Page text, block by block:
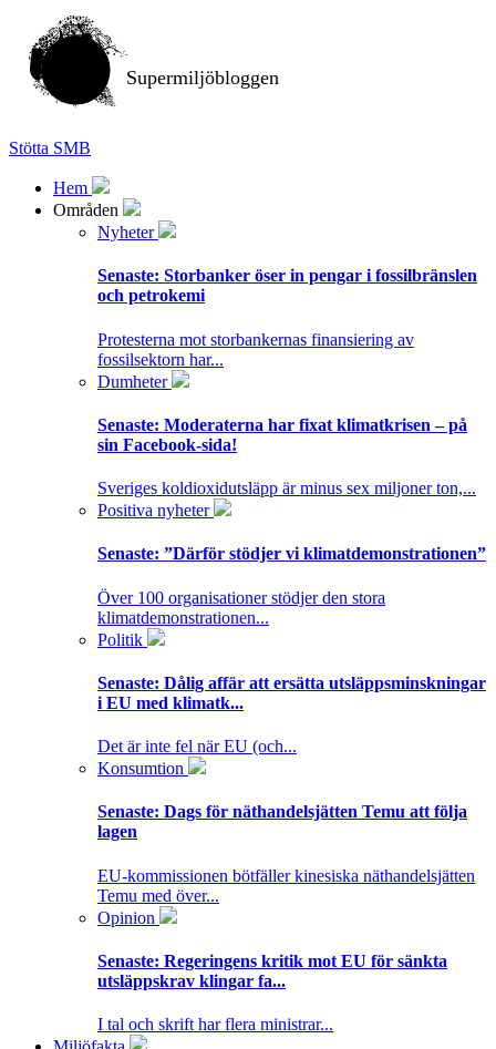
Supermiljöbloggen
Stötta SMB
Hem
Områden
Nyheter
Senaste: Storbanker öser in pengar i fossilbränslen
och petrokemi
Protesterna mot storbankernas finansiering av
fossilsektorn har...
Dumheter
Senaste: Moderaterna har fixat klimatkrisen – på
sin Facebook-sida!
Sveriges koldioxidutsläpp är minus sex miljoner ton,...
Positiva nyheter
Senaste: ”Därför stödjer vi klimatdemonstrationen”
Över 100 organisationer stödjer den stora
klimatdemonstrationen...
Politik
Senaste: Dålig affär att ersätta utsläppsminskningar
i EU med klimatk...
Det är inte fel när EU (och...
Konsumtion
Senaste: Dags för näthandelsjätten Temu att följa
lagen
EU-kommissionen bötfäller kinesiska näthandelsjätten
Temu med över...
Opinion
Senaste: Regeringens kritik mot EU för sänkta
utsläppskrav klingar fa...
I tal och skrift har flera ministrar...